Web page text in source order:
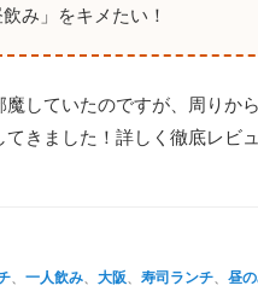
み」をキメたい！
していたのですが、周りか
きました！詳しく徹底レビ
、一人飲み 、大阪 、寿司ランチ 、昼